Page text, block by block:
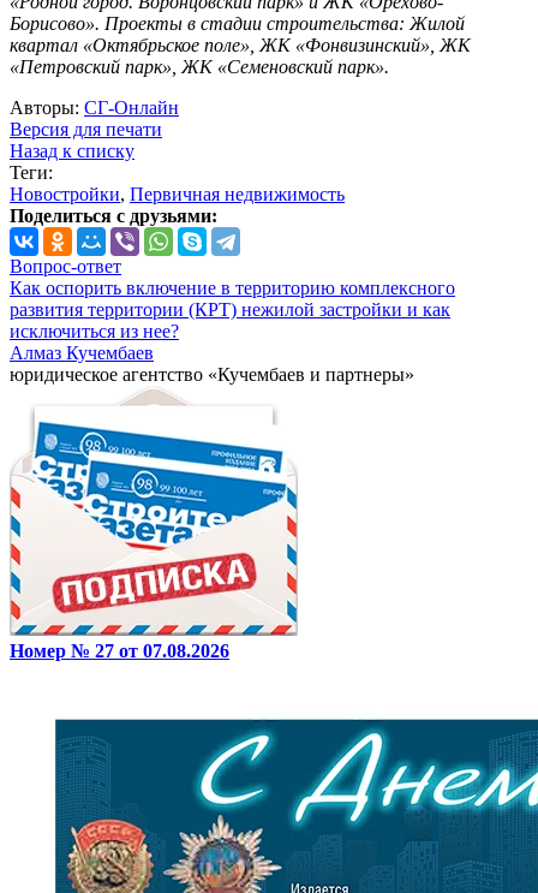
Борисово». Проекты в стадии строительства: Жилой
квартал «Октябрьское поле», ЖК «Фонвизинский», ЖК
«Петровский парк», ЖК «Семеновский парк».
Авторы: СГ-Онлайн
Версия для печати
Назад к списку
Теги:
Новостройки, Первичная недвижимость
Поделиться с друзьями:
Вопрос-ответ
Как оспорить включение в территорию комплексного
развития территории (КРТ) нежилой застройки и как
исключиться из нее?
Алмаз Кучембаев
юридическое агентство «Кучембаев и партнеры»
Номер № 27 от 07.08.2026